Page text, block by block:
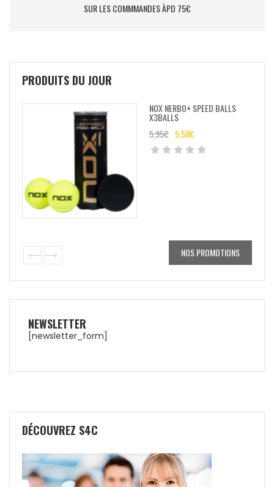
SUR LES COMMMANDES ÀPD 75€
PRODUITS DU JOUR
NOX NERBO+ SPEED BALLS
X3BALLS
5,95€ 5,50€
NOS PROMOTIONS
NEWSLETTER
[newsletter_form]
DÉCOUVREZ S4C